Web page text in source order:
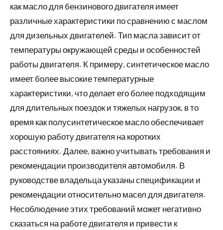
как масло для бензинового двигателя имеет
различные характеристики по сравнению с маслом
для дизельных двигателей. Тип масла зависит от
температуры окружающей среды и особенностей
работы двигателя. К примеру, синтетическое масло
имеет более высокие температурные
характеристики, что делает его более подходящим
для длительных поездок и тяжелых нагрузок, в то
время как полусинтетическое масло обеспечивает
хорошую работу двигателя на коротких
расстояниях. Далее, важно учитывать требования и
рекомендации производителя автомобиля. В
руководстве владельца указаны спецификации и
рекомендации относительно масел для двигателя.
Несоблюдение этих требований может негативно
сказаться на работе двигателя и привести к